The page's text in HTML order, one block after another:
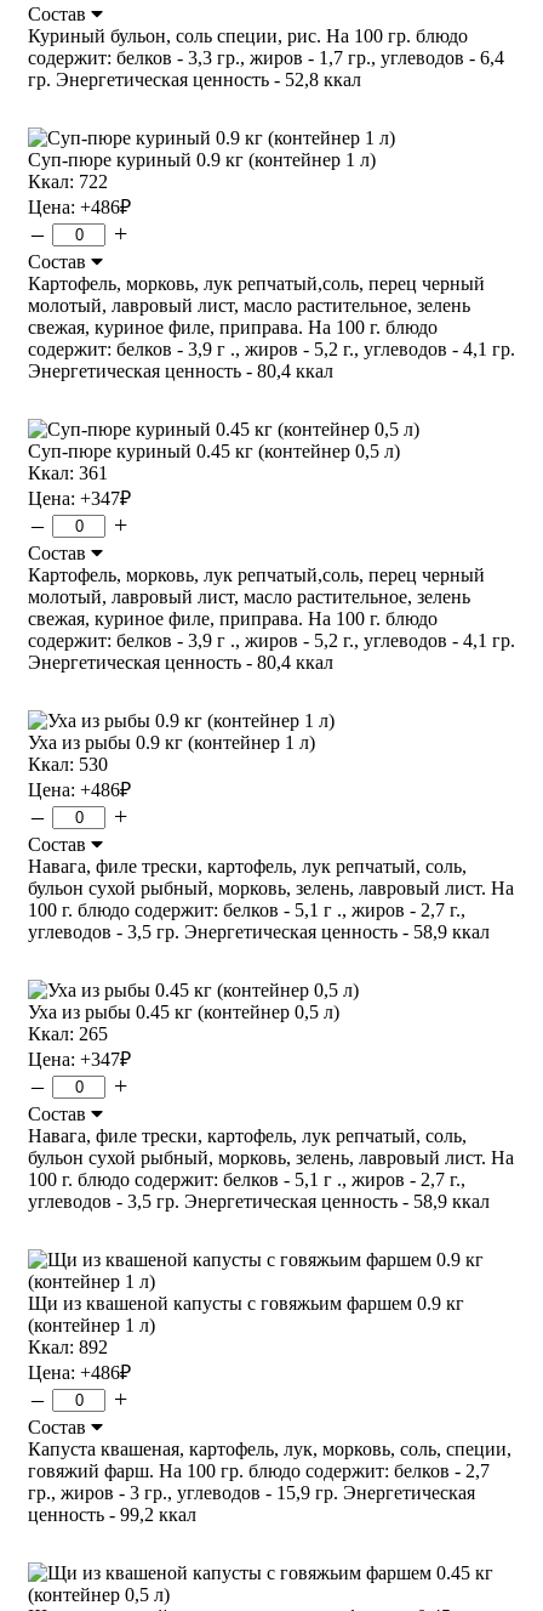
Состав
Куриный бульон, соль специи, рис. На 100 гр. блюдо
содержит: белков - 3,3 гр., жиров - 1,7 гр., углеводов - 6,4
гр. Энергетическая ценность - 52,8 ккал
Суп-пюре куриный 0.9 кг (контейнер 1 л)
Ккал: 722
Цена: +486₽
– +
Состав
Картофель, морковь, лук репчатый,соль, перец черный
молотый, лавровый лист, масло растительное, зелень
свежая, куриное филе, приправа. На 100 г. блюдо
содержит: белков - 3,9 г ., жиров - 5,2 г., углеводов - 4,1 гр.
Энергетическая ценность - 80,4 ккал
Суп-пюре куриный 0.45 кг (контейнер 0,5 л)
Ккал: 361
Цена: +347₽
– +
Состав
Картофель, морковь, лук репчатый,соль, перец черный
молотый, лавровый лист, масло растительное, зелень
свежая, куриное филе, приправа. На 100 г. блюдо
содержит: белков - 3,9 г ., жиров - 5,2 г., углеводов - 4,1 гр.
Энергетическая ценность - 80,4 ккал
Уха из рыбы 0.9 кг (контейнер 1 л)
Ккал: 530
Цена: +486₽
– +
Состав
Навага, филе трески, картофель, лук репчатый, соль,
бульон сухой рыбный, морковь, зелень, лавровый лист. На
100 г. блюдо содержит: белков - 5,1 г ., жиров - 2,7 г.,
углеводов - 3,5 гр. Энергетическая ценность - 58,9 ккал
Уха из рыбы 0.45 кг (контейнер 0,5 л)
Ккал: 265
Цена: +347₽
– +
Состав
Навага, филе трески, картофель, лук репчатый, соль,
бульон сухой рыбный, морковь, зелень, лавровый лист. На
100 г. блюдо содержит: белков - 5,1 г ., жиров - 2,7 г.,
углеводов - 3,5 гр. Энергетическая ценность - 58,9 ккал
Щи из квашеной капусты с говяжьим фаршем 0.9 кг
(контейнер 1 л)
Ккал: 892
Цена: +486₽
– +
Состав
Капуста квашеная, картофель, лук, морковь, соль, специи,
говяжий фарш. На 100 гр. блюдо содержит: белков - 2,7
гр., жиров - 3 гр., углеводов - 15,9 гр. Энергетическая
ценность - 99,2 ккал